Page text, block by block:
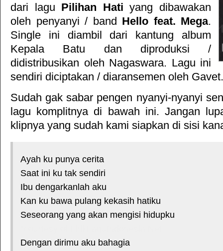
dari lagu Pilihan Hati yang dibawakan
oleh penyanyi / band Hello feat. Mega.
Single ini diambil dari kantung album
Kepala Batu dan diproduksi /
didistribusikan oleh Nagaswara. Lagu ini
sendiri diciptakan / diaransemen oleh Gavet.
Sudah gak sabar pengen nyanyi-nyanyi
lagu komplitnya di bawah ini. Jangan
klipnya yang sudah kami siapkan di sisi
Ayah ku punya cerita
Saat ini ku tak sendiri
Ibu dengarkanlah aku
Kan ku bawa pulang kekasih hatiku
Seseorang yang akan mengisi hidupku
Dengan dirimu aku bahagia